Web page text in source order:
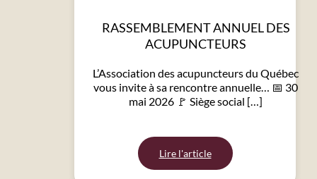
RASSEMBLEMENT ANNUEL DES
ACUPUNCTEURS
L’Association des acupuncteurs du Québec
vous invite à sa rencontre annuelle… 📅 30
mai 2026 🚩 Siège social […]
Lire l'article